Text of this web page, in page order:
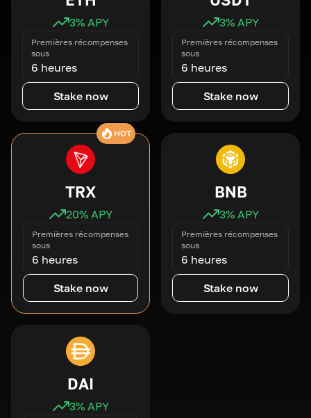
3% APY
Premières récompenses
sous
6 heures
Stake now
3% APY
Premières récompenses
sous
6 heures
Stake now
HOT
TRX
20% APY
Premières récompenses
sous
6 heures
Stake now
BNB
3% APY
Premières récompenses
sous
6 heures
Stake now
DAI
3% APY